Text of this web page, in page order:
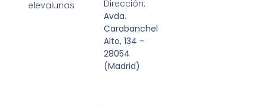
elevalunas
Dirección:
Avda.
Carabanchel
Alto, 134 -
28054
(Madrid)